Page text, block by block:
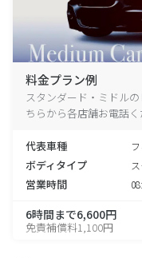
料金プラン例
スタンダード・ミドル
ちらから各店舗お電話く
代表車種
ボディタイプ
営業時間
6時間まで6,600円
免責補償料1,100円